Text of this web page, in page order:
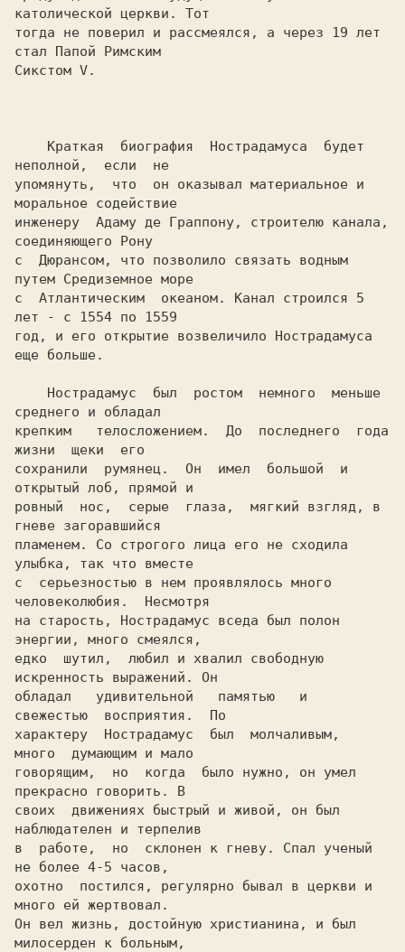
католической церкви. Тот
тогда не поверил и рассмеялся, а через 19 лет
стал Папой Римским
Сикстом V.
неполной,  если  не
упомянуть,  что  он оказывал материальное и
моральное содействие
инженеру  Адаму де Граппону, строителю канала,
соединяющего Рону
с  Дюрансом, что позволило связать водным
путем Средиземное море
с  Атлантическим  океаном. Канал строился 5
лет - с 1554 по 1559
год, и его открытие возвеличило Нострадамуса
еще больше.
среднего и обладал
крепким   телосложением.  До  последнего  года
жизни  щеки  его
сохранили  румянец.  Он  имел  большой  и
открытый лоб, прямой и
ровный  нос,  серые  глаза,  мягкий взгляд, в
гневе загоравшийся
пламенем. Со строгого лица его не сходила
улыбка, так что вместе
с  серьезностью в нем проявлялось много
человеколюбия.  Несмотря
на старость, Нострадамус вседа был полон
энергии, много смеялся,
едко  шутил,  любил и хвалил свободную
искренность выражений. Он
обладал   удивительной   памятью   и
свежестью  восприятия.  По
характеру  Нострадамус  был  молчаливым,
много  думающим и мало
говорящим,  но  когда  было нужно, он умел
прекрасно говорить. В
своих  движениях быстрый и живой, он был
наблюдателен и терпелив
в  работе,  но  склонен к гневу. Спал ученый
не более 4-5 часов,
охотно  постился, регулярно бывал в церкви и
много ей жертвовал.
Он вел жизнь, достойную христианина, и был
милосерден к больным,